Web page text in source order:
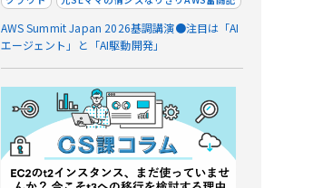
AWS Summit Japan 2026基調講演●注目は「AI
エージェント」と「AI駆動開発」